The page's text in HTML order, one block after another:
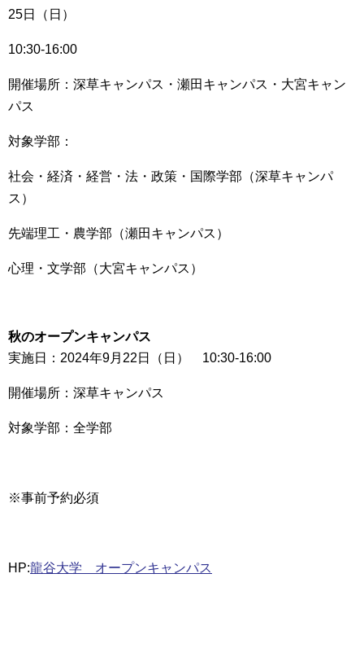
25日（日）
10:30-16:00
開催場所：深草キャンパス・瀬田キャンパス・大宮キャン
パス
対象学部：
社会・経済・経営・法・政策・国際学部（深草キャンパ
ス）
先端理工・農学部（瀬田キャンパス）
心理・文学部（大宮キャンパス）
秋のオープンキャンパス
実施日：2024年9月22日（日） 10:30-16:00
開催場所：深草キャンパス
対象学部：全学部
※事前予約必須
HP:龍谷大学 オープンキャンパス